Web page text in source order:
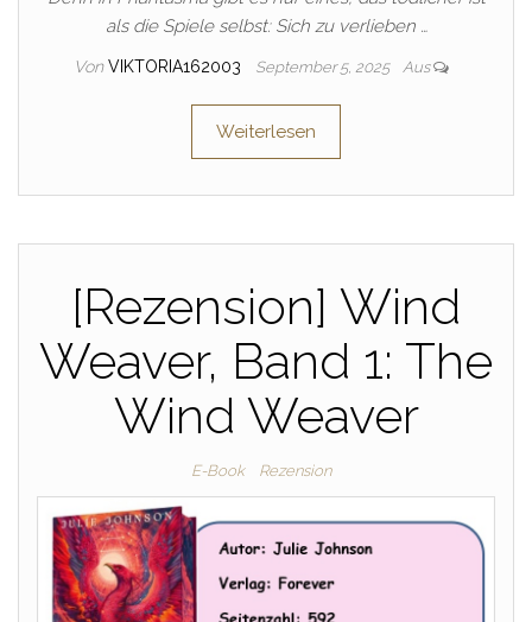
als die Spiele selbst: Sich zu verlieben …
Von VIKTORIA162003 September 5, 2025 Aus
Weiterlesen
[Rezension] Wind
Weaver, Band 1: The
Wind Weaver
E-Book Rezension